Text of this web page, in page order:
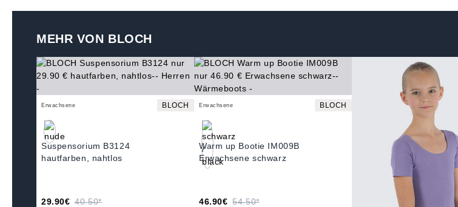
MEHR VON BLOCH
Erwachsene BLOCH
Suspensorium B3124
hautfarben, nahtlos
29.90€ 40.50*
Erwachsene BLOCH
Warm up Bootie IM009B
Erwachsene schwarz
46.90€ 54.50*